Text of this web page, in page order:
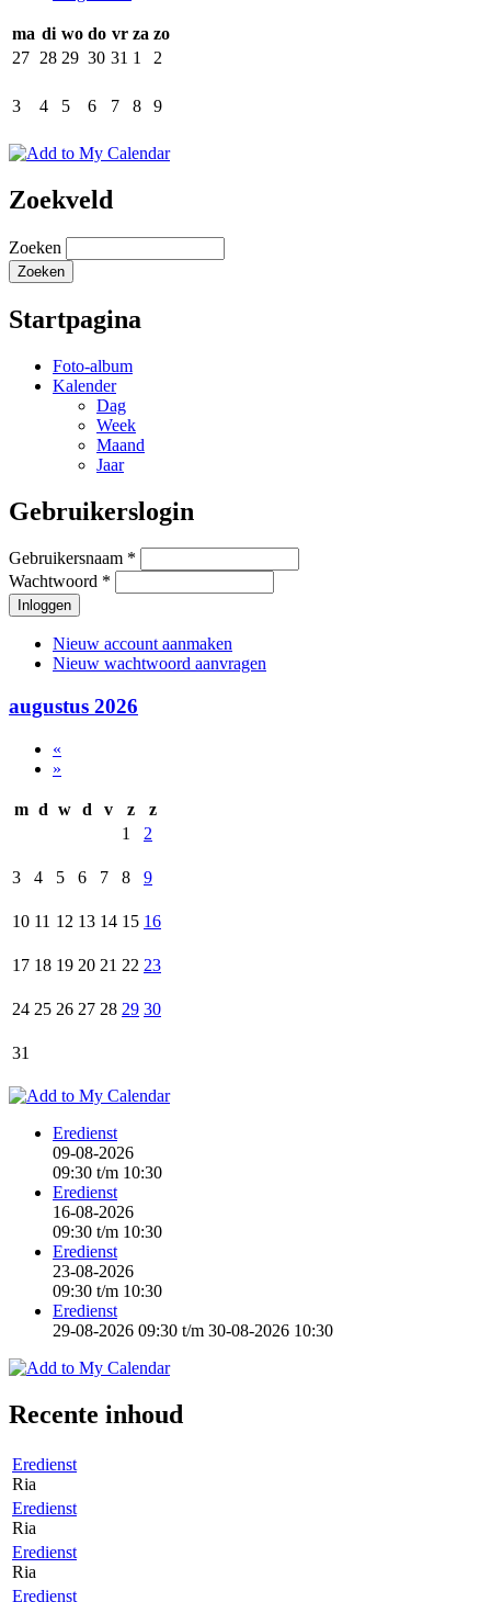
ma di wo do vr za zo
27 28 29 30 31 1 2
3 4 5 6 7 8 9
Zoekveld
Zoeken
Startpagina
Foto-album
Kalender
Dag
Week
Maand
Jaar
Gebruikerslogin
Gebruikersnaam *
Wachtwoord *
Nieuw account aanmaken
Nieuw wachtwoord aanvragen
augustus 2026
«
»
m d w d v z
z
1
2
3 4 5 6 7 8 9
10 11 12 13 14 15 16
17 18 19 20 21 22 23
24 25 26 27 28 29 30
31
Eredienst
09-08-2026
09:30 t/m 10:30
Eredienst
16-08-2026
09:30 t/m 10:30
Eredienst
23-08-2026
09:30 t/m 10:30
Eredienst
29-08-2026 09:30 t/m 30-08-2026 10:30
Recente inhoud
Eredienst
Ria
Eredienst
Ria
Eredienst
Ria
Eredienst